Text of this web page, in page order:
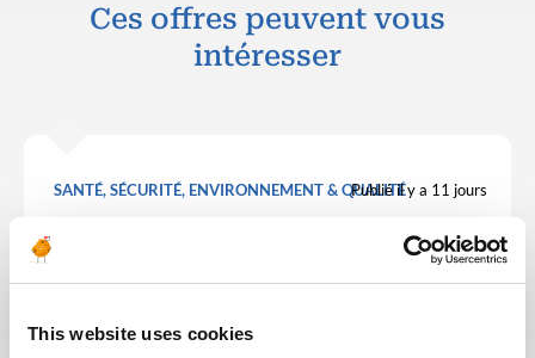
This website uses cookies
Ces offres peuvent vous
intéresser
SANTÉ, SÉCURITÉ, ENVIRONNEMENT & QUALITÉPublié il y a 11 jours
Liaison Team Leader (LTL)
ALGÉRIE
PÉTROLE &
RÉF : 10531
We are looking for a Liaison Team Leader (LTL) to